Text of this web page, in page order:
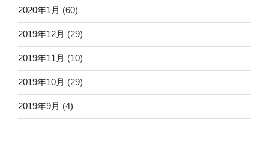
2020年1月 (60)
2019年12月 (29)
2019年11月 (10)
2019年10月 (29)
2019年9月 (4)